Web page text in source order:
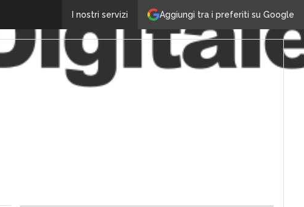
Aggiungi tra i preferiti su Google
I nostri servizi